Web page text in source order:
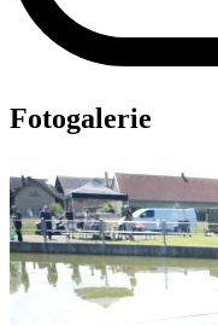
Fotogalerie